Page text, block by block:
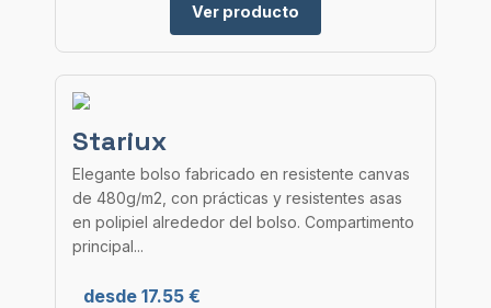
Ver producto
Stariux
Elegante bolso fabricado en resistente canvas
de 480g/m2, con prácticas y resistentes asas
en polipiel alrededor del bolso. Compartimento
principal...
desde 17.55 €